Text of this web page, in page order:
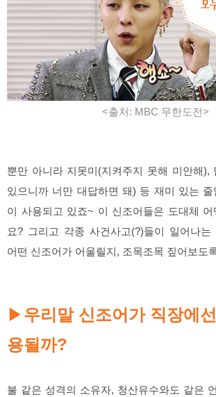
<출처: MBC 무한도전>
뿐만 아니라 지못미(지켜주지 못해 미안해),
있으니까 너만 대답하면 돼) 등 재미 있는
이 사용되고 있죠~ 이 신조어들은 도대체
요? 그리고 각종 사건사고(?)들이 일어나는
어떤 신조어가 어울릴지, 조목조목 짚어보도
▶우리말 신조어가 직장에
용될까?
불 같은 성격의 소유자, 청산유수와도 같은